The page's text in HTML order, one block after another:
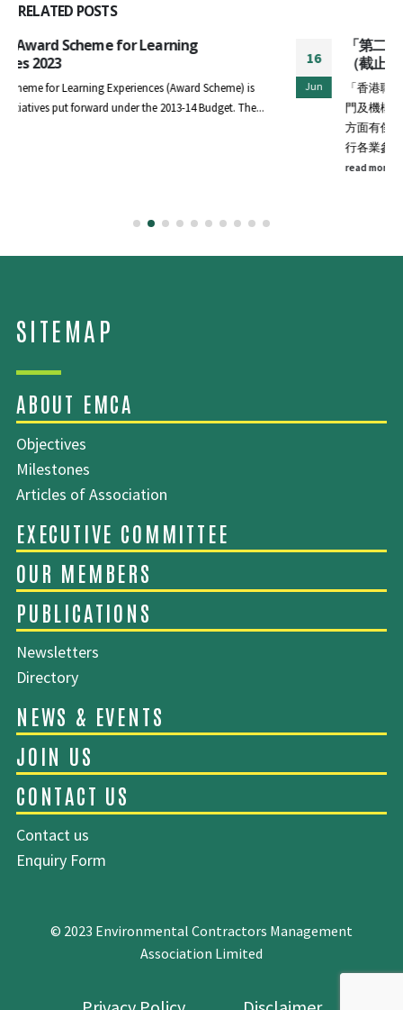
RELATED POSTS
16
Jun
「第二十五屆香港職業安全健康大獎」現正接受報名
「香港職業安全健康大獎」由職安局、勞工處聯同多個政府部
門及機構舉辦，旨在表揚在保障員工安全健康以及推行職安健
方面有傑出表現的機構。今年大獎設有10個獎項類別，歡迎各
SITEMAP
ABOUT EMCA
Objectives
Milestones
Articles of Association
EXECUTIVE COMMITTEE
PUBLICATIONS
Newsletters
Directory
Contact us
Enquiry Form
© 2023 Environmental Contractors Management
Association Limited